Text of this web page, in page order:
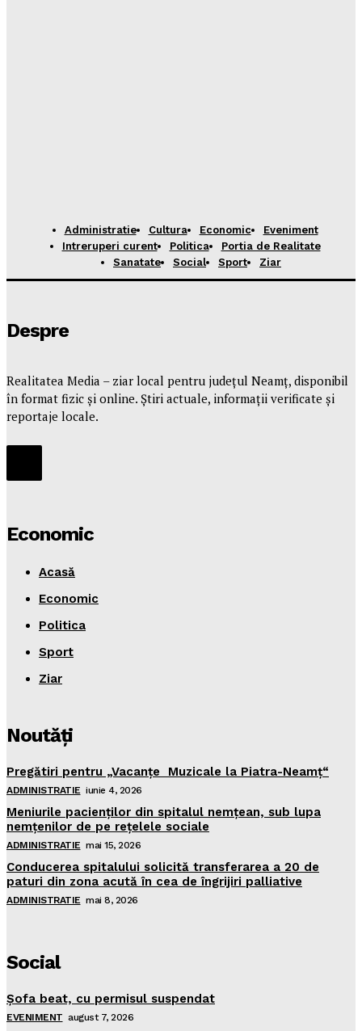
Administratie Cultura Economic
Eveniment
Intreruperi curent
Politica
Portia de Realitate
Sanatate
Social Sport Ziar
Despre
Realitatea Media – ziar local pentru județul Neamț, disponibil
în format fizic și online. Știri actuale, informații verificate și
reportaje locale.
Economic
Acasă
Economic
Politica
Sport
Ziar
Noutăţi
Pregătiri pentru „Vacanţe Muzicale la Piatra-Neamţ“
ADMINISTRATIE iunie 4, 2026
Meniurile pacienţilor din spitalul nemţean, sub lupa
nemţenilor de pe reţelele sociale
ADMINISTRATIE mai 15, 2026
Conducerea spitalului solicită transferarea a 20 de
paturi din zona acută în cea de îngrijiri palliative
ADMINISTRATIE mai 8, 2026
Social
Şofa beat, cu permisul suspendat
EVENIMENT august 7, 2026